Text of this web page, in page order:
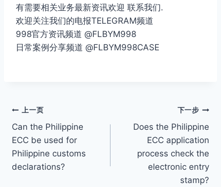
有需要相关业务最新资讯欢迎 联系我们.
欢迎关注我们的电报TELEGRAM频道
998官方资讯频道 @FLBYM998
日常案例分享频道 @FLBYM998CASE
文
章
导
航
上一页
Can the Philippine
ECC be used for
Philippine customs
declarations?
下一步
Does the Philippine
ECC application
process check the
electronic entry
stamp?